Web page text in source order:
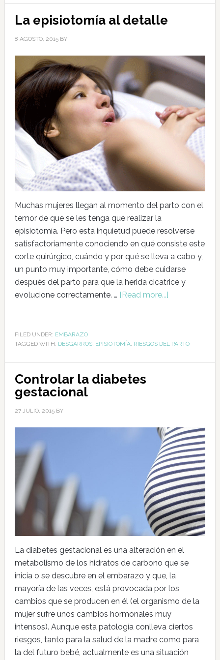
La episiotomía al detalle
8 AGOSTO, 2015BY
Muchas mujeres llegan al momento del parto con el
temor de que se les tenga que realizar la
episiotomía. Pero esta inquietud puede resolverse
satisfactoriamente conociendo en qué consiste este
corte quirúrgico, cuándo y por qué se lleva a cabo y,
un punto muy importante, cómo debe cuidarse
después del parto para que la herida cicatrice y
evolucione correctamente. … [Read more...]
FILED UNDER: EMBARAZO
TAGGED WITH: DESGARROS, EPISIOTOMÍA, RIESGOS DEL PARTO
Controlar la diabetes
gestacional
27 JULIO, 2015BY
La diabetes gestacional es una alteración en el
metabolismo de los hidratos de carbono que se
inicia o se descubre en el embarazo y que, la
mayoría de las veces, está provocada por los
cambios que se producen en él (el organismo de la
mujer sufre unos cambios hormonales muy
intensos). Aunque esta patología conlleva ciertos
riesgos, tanto para la salud de la madre como para
la del futuro bebé, actualmente es una situación